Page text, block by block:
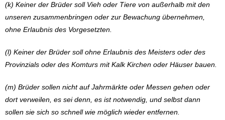
(k) Keiner der Brüder soll Vieh oder Tiere von außerhalb mit den
unseren zusammenbringen oder zur Bewachung übernehmen,
ohne Erlaubnis des Vorgesetzten.
(l) Keiner der Brüder soll ohne Erlaubnis des Meisters oder des
Provinzials oder des Komturs mit Kalk Kirchen oder Häuser bauen.
(m) Brüder sollen nicht auf Jahrmärkte oder Messen gehen oder
dort verweilen, es sei denn, es ist notwendig, und selbst dann
sollen sie sich so schnell wie möglich wieder entfernen.